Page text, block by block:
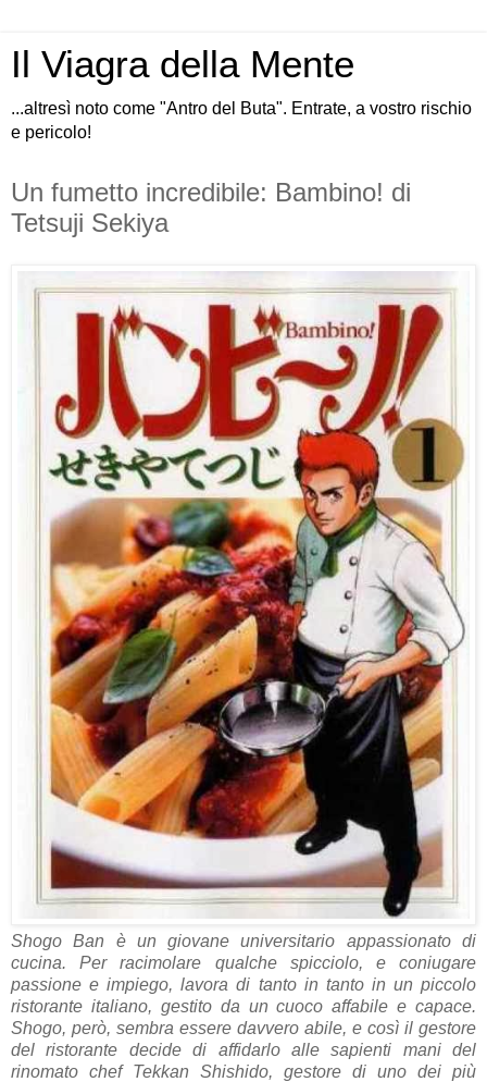
Il Viagra della Mente
...altresì noto come "Antro del Buta". Entrate, a vostro rischio
e pericolo!
Un fumetto incredibile: Bambino! di
Tetsuji Sekiya
Shogo Ban è un giovane universitario appassionato di
cucina. Per racimolare qualche spicciolo, e coniugare
passione e impiego, lavora di tanto in tanto in un piccolo
ristorante italiano, gestito da un cuoco affabile e capace.
Shogo, però, sembra essere davvero abile, e così il gestore
del ristorante decide di affidarlo alle sapienti mani del
rinomato chef Tekkan Shishido, gestore di uno dei più